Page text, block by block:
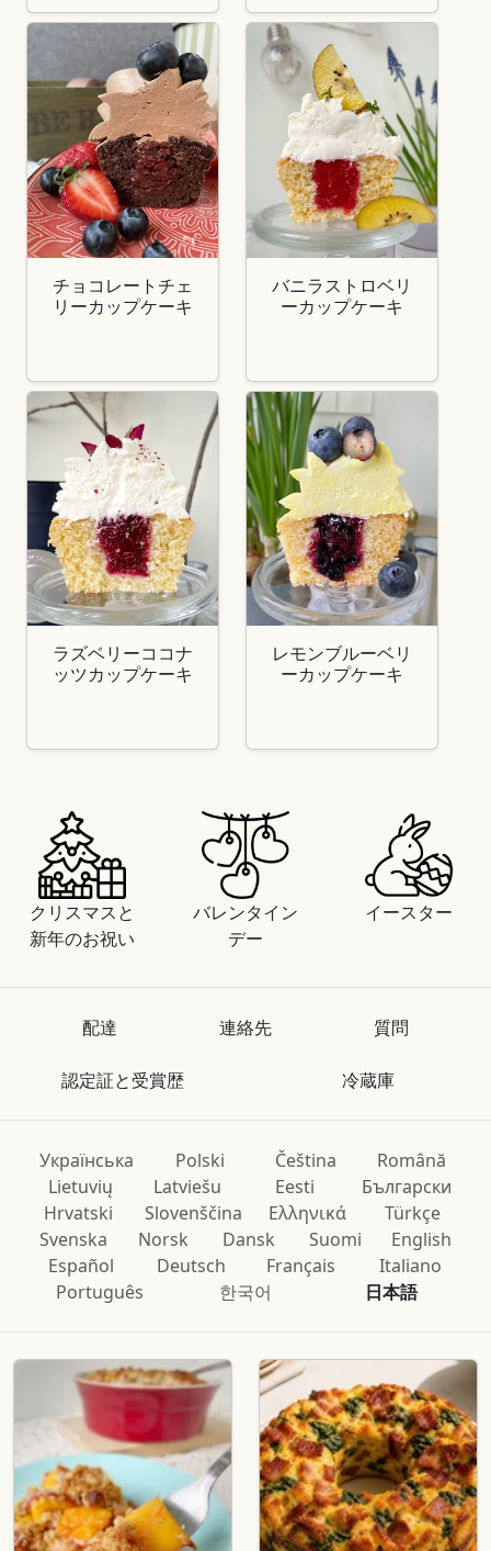
チョコレートチェ
リーカップケーキ
バニラストロベリ
ーカップケーキ
ラズベリーココナ
ッツカップケーキ
レモンブルーベリ
ーカップケーキ
クリスマスと
新年のお祝い
バレンタイン
デー
イースター
配達 連絡先 質問
認定証と受賞歴 冷蔵庫
Українська Polski Čeština
Română
Lietuvių
Latviešu Eesti
Български
Hrvatski
Slovenščina Ελληνικά
Türkçe
Svenska
Norsk Dansk Suomi
English
Español
Deutsch Français
Italiano
Português
한국어 日本語